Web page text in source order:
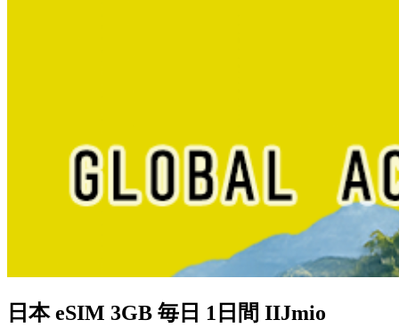
日本 eSIM 3GB 毎日 1日間 IIJmio